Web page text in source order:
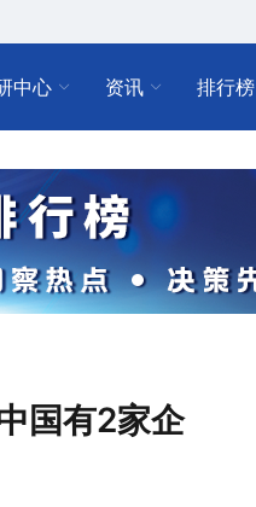
中心 资讯 排行榜
国有2家企